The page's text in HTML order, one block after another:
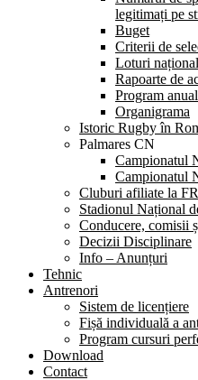
legitimați pe
Buget
Criterii de
Loturi
Rapoarte de
Program
Organigrama
Istoric Rugby în
Palmares CN
Campionatul
Campionatul
Cluburi afiliate la
Stadionul Național
Conducere, comisii
Decizii Disciplinare
Info – Anunțuri
Tehnic
Antrenori
Sistem de licențiere
Fișă individuală a
Program cursuri
Download
Contact